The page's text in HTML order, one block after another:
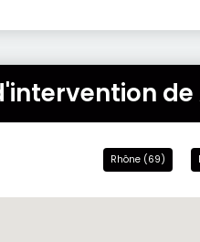
de
Rhône (69)